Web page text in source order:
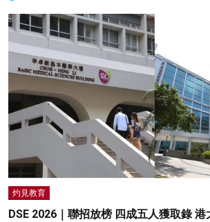
灼見教育
DSE 2026｜聯招放榜 四成五人獲取錄